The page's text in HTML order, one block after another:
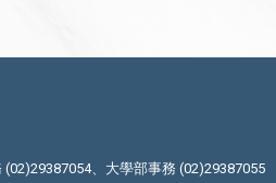
、大學部事務 (02)29387055